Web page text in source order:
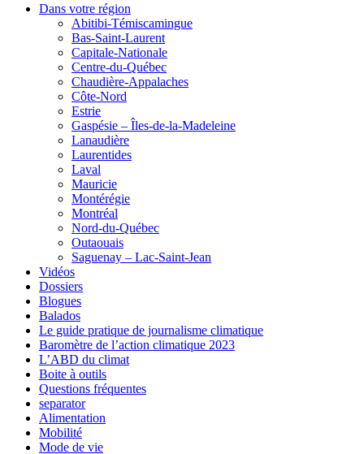
Dans votre région
Abitibi-Témiscamingue
Bas-Saint-Laurent
Capitale-Nationale
Centre-du-Québec
Chaudière-Appalaches
Côte-Nord
Estrie
Gaspésie – Îles-de-la-Madeleine
Lanaudière
Laurentides
Laval
Mauricie
Montérégie
Montréal
Nord-du-Québec
Outaouais
Saguenay – Lac-Saint-Jean
Vidéos
Dossiers
Blogues
Balados
Le guide pratique de journalisme climatique
Baromètre de l’action climatique 2023
L’ABD du climat
Boite à outils
Questions fréquentes
separator
Alimentation
Mobilité
Mode de vie